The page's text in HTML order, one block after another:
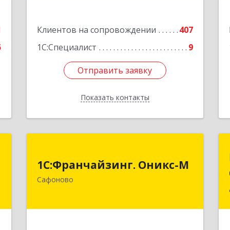
Клиентов на сопровождении
407
1С:Специалист
9
Отправить заявку
Показать контакты
Отправить заявку
Назад
1С:Франчайзинг. Оникс-М
Сафоново
215500, Смоленская обл, Сафоновский
р-н, Сафоново г, Революционная ул,